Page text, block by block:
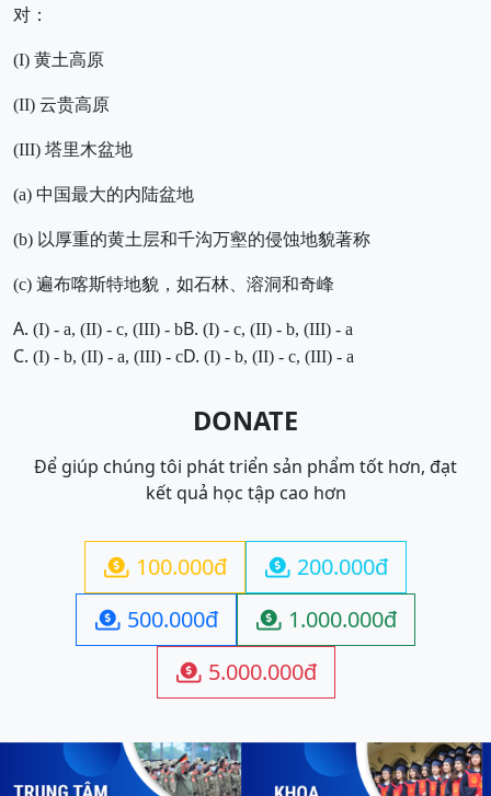
对：
(I) 黄土高原
(II) 云贵高原
(III) 塔里木盆地
(a) 中国最大的内陆盆地
(b) 以厚重的黄土层和千沟万壑的侵蚀地貌著称
(c) 遍布喀斯特地貌，如石林、溶洞和奇峰
A. (I) - a, (II) - c, (III) - bB. (I) - c, (II) - b, (III) - a
C. (I) - b, (II) - a, (III) - cD. (I) - b, (II) - c, (III) - a
DONATE
Để giúp chúng tôi phát triển sản phẩm tốt hơn, đạt
kết quả học tập cao hơn
 100.000đ  200.000đ
 500.000đ  1.000.000đ
 5.000.000đ